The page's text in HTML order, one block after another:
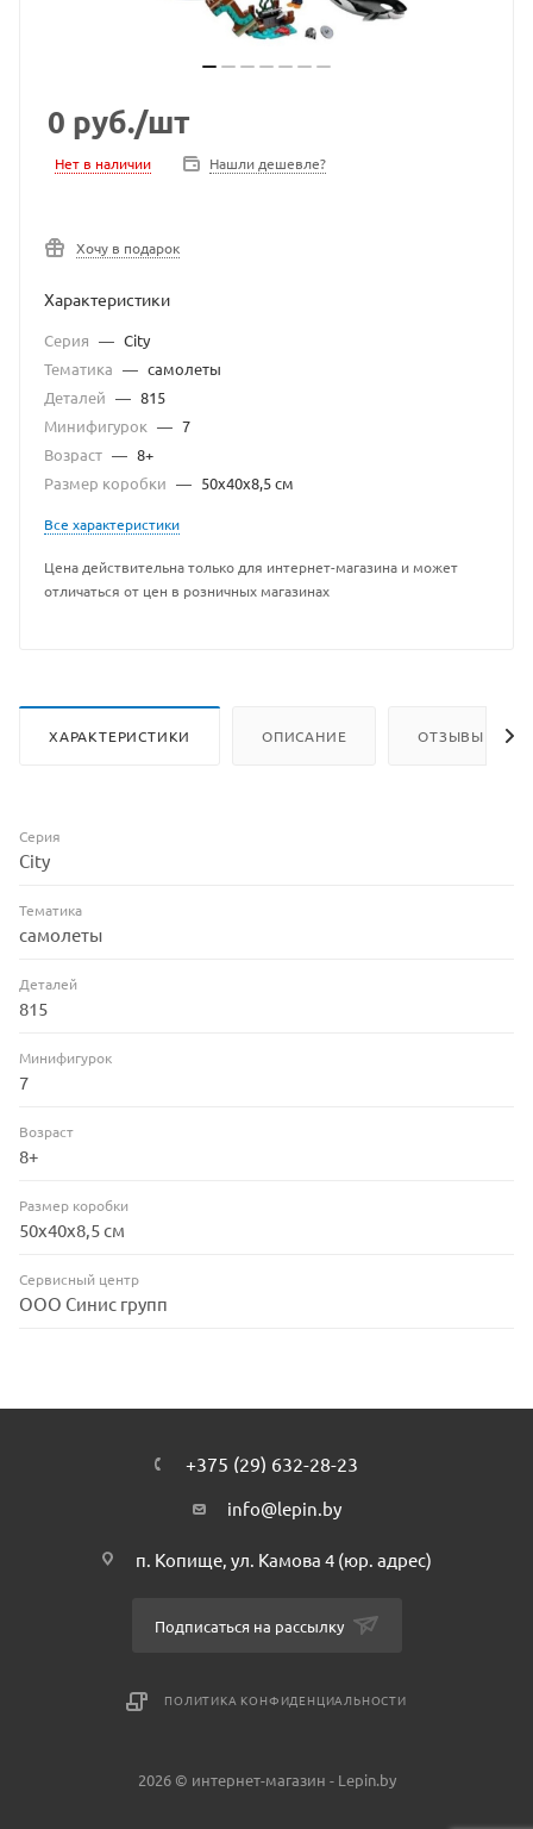
0 руб./шт
Нет в наличии Нашли дешевле?
Хочу в подарок
Характеристики
Серия — City
Тематика — самолеты
Деталей — 815
Минифигурок — 7
Возраст — 8+
Размер коробки — 50х40х8,5 см
Все характеристики
Цена действительна только для интернет-магазина и может
отличаться от цен в розничных магазинах
ХАРАКТЕРИСТИКИ ОПИСАНИЕ ОТЗЫВЫ
Серия
City
Тематика
самолеты
Деталей
815
Минифигурок
7
Возраст
8+
Размер коробки
50х40х8,5 см
Сервисный центр
ООО Синис групп
+375 (29) 632-28-23
info@lepin.by
п. Копище, ул. Камова 4 (юр. адрес)
Подписаться на рассылку
ПОЛИТИКА КОНФИДЕНЦИАЛЬНОСТИ
2026 © интернет-магазин - Lepin.by